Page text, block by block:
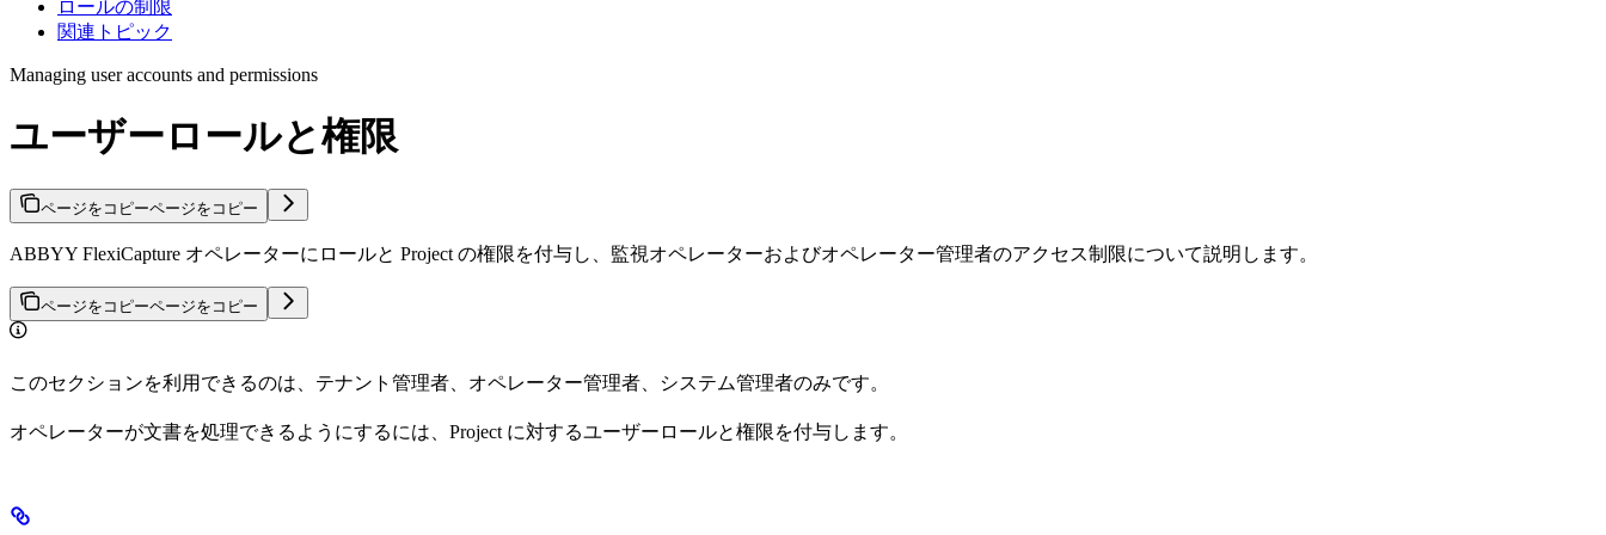
ロールの制限
関連トピック
Managing user accounts and permissions
ユーザーロールと権限
ページをコピーページをコピー
ABBYY FlexiCapture オペレーターにロールと Project の権限を付与し、監視オペレーターおよびオペレーター管理者のアクセス制限について説明します。
ページをコピーページをコピー
このセクションを利用できるのは、テナント管理者、オペレーター管理者、システム管理者のみです。
オペレーターが文書を処理できるようにするには、Project に対するユーザーロールと権限を付与します。